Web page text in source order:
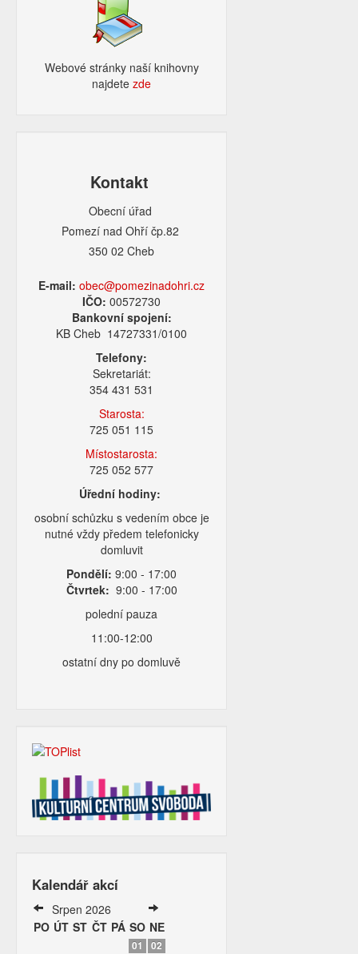
Webové stránky naší knihovny
najdetezde​
Kontakt
Obecní úřad
Pomezí nad Ohří čp.82
350 02 Cheb
E-mail: obec@pomezinadohri.cz
IČO:00572730
Bankovní spojení:
KB Cheb 14727331/0100
Telefony:
Sekretariát:
354 431 531
Starosta:
725 051 115
Místostarosta:
725 052 577
Úřední hodiny:
osobní schůzku s vedením obce je
nutné vždy předem telefonicky
domluvit
Pondělí: 9:00 - 17:00
Čtvrtek: 9:00 - 17:00
polední pauza
11:00-12:00
ostatní dny po domluvě
Kalendář akcí
Srpen 2026
PO ÚT ST ČT PÁ SO NE
01
02